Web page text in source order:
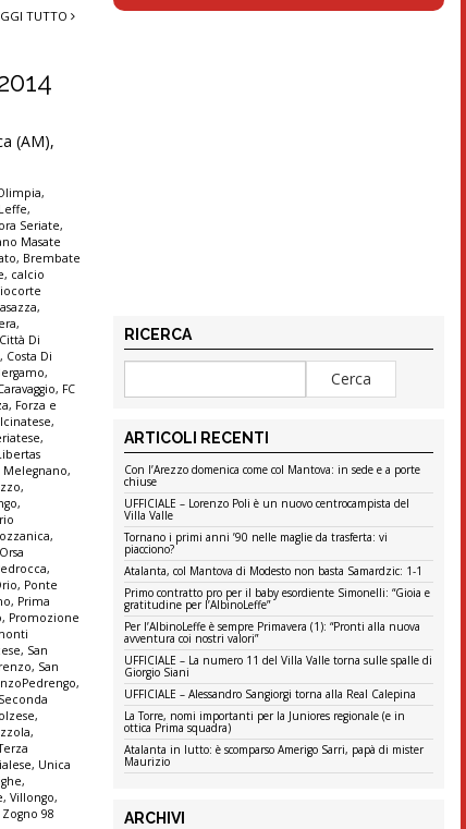
TUTTO
(AM),
,
,
Seriate,
Masate
, Brembate
, calcio
,
,
Città Di
, Costa Di
,
, FC
, Forza e
,
,
Melegnano,
,
,
,
Orsa
,
, Ponte
, Prima
, Promozione
, San
, San
,
Seconda
,
,
, Unica
,
,Villongo,
Zogno 98
RICERCA
ARTICOLI RECENTI
Con l’Arezzo domenica come col Mantova: in sede e a porte
chiuse
UFFICIALE – Lorenzo Poli è un nuovo centrocampista del
Villa Valle
Tornano i primi anni ’90 nelle maglie da trasferta: vi
piacciono?
Atalanta, col Mantova di Modesto non basta Samardzic: 1-1
Primo contratto pro per il baby esordiente Simonelli: “Gioia e
gratitudine per l’AlbinoLeffe”
Per l’AlbinoLeffe è sempre Primavera (1): “Pronti alla nuova
avventura coi nostri valori”
UFFICIALE – La numero 11 del Villa Valle torna sulle spalle di
Giorgio Siani
UFFICIALE – Alessandro Sangiorgi torna alla Real Calepina
La Torre, nomi importanti per la Juniores regionale (e in
ottica Prima squadra)
Atalanta in lutto: è scomparso Amerigo Sarri, papà di mister
Maurizio
ARCHIVI